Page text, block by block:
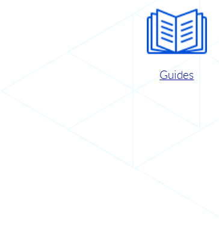
Guides